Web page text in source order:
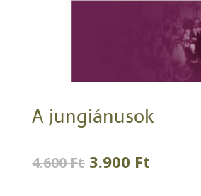
A jungiánusok
4.600Ft Original
3.900 FtCurrent